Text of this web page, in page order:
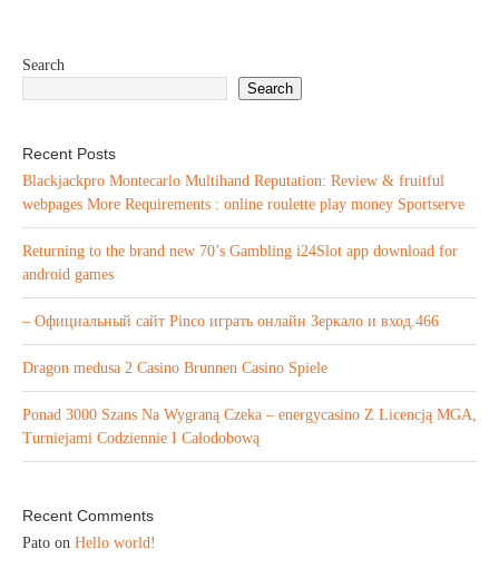
Search
Search
Recent Posts
Blackjackpro Montecarlo Multihand Reputation: Review & fruitful
webpages More Requirements : online roulette play money Sportserve
Returning to the brand new 70’s Gambling i24Slot app download for
android games
– Официальный сайт Pinco играть онлайн Зеркало и вход.466
Dragon medusa 2 Casino Brunnen Casino Spiele
Ponad 3000 Szans Na Wygraną Czeka – energycasino Z Licencją MGA,
Turniejami Codziennie I Całodobową
Recent Comments
Pato on Hello world!